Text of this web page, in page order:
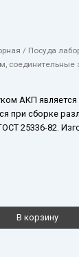
/ Посуда
соединительные
АКП
при сборке
25336-82.
В корзину